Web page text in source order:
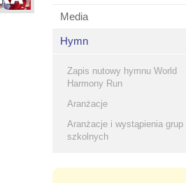
Media
Hymn
Zapis nutowy hymnu World
Harmony Run
Aranżacje
Aranżacje i wystąpienia grup
szkolnych